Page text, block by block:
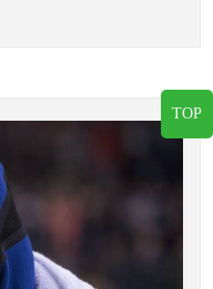
TOP